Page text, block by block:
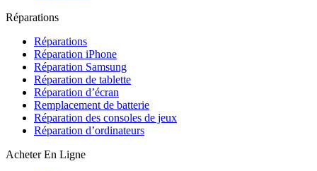
Réparations
Réparations
Réparation iPhone
Réparation Samsung
Réparation de tablette
Réparation d’écran
Remplacement de batterie
Réparation des consoles de jeux
Réparation d’ordinateurs
Acheter En Ligne